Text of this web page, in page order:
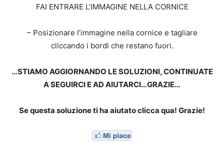
FAI ENTRARE L’IMMAGINE NELLA CORNICE
– Posizionare l’immagine nella cornice e tagliare
cliccando i bordi che restano fuori.
…STIAMO AGGIORNANDO LE SOLUZIONI, CONTINUATE
A SEGUIRCI E AD AIUTARCI…GRAZIE…
Se questa soluzione ti ha aiutato clicca qua! Grazie!